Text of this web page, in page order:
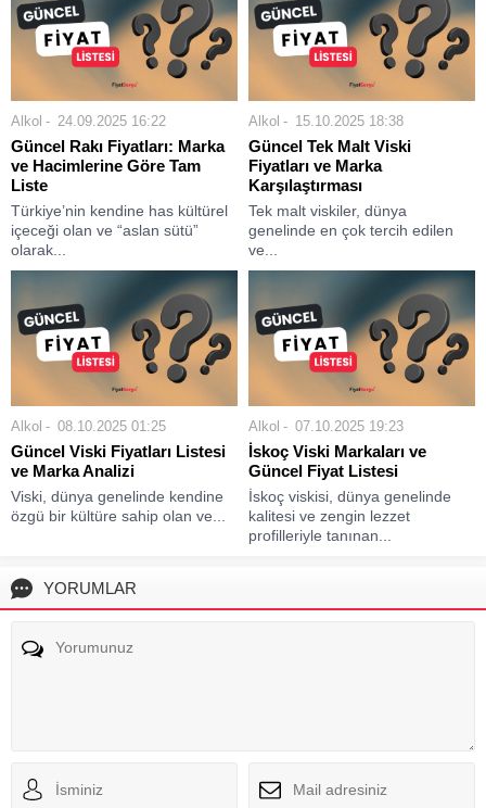
Alkol 24.09.2025 16:22
Güncel Rakı Fiyatları: Marka
ve Hacimlerine Göre Tam
Liste
Türkiye’nin kendine has kültürel
içeceği olan ve “aslan sütü”
olarak...
Alkol 15.10.2025 18:38
Güncel Tek Malt Viski
Fiyatları ve Marka
Karşılaştırması
Tek malt viskiler, dünya
genelinde en çok tercih edilen
ve...
Alkol 08.10.2025 01:25
Güncel Viski Fiyatları Listesi
ve Marka Analizi
Viski, dünya genelinde kendine
özgü bir kültüre sahip olan ve...
Alkol 07.10.2025 19:23
İskoç Viski Markaları ve
Güncel Fiyat Listesi
İskoç viskisi, dünya genelinde
kalitesi ve zengin lezzet
profilleriyle tanınan...
YORUMLAR